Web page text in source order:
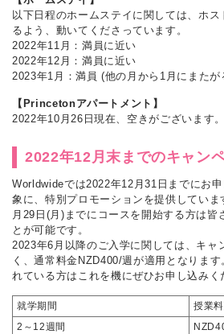
以下日程のホームステイに関しては、ホ
るよう、動いてくださっています。
2022年11月：満員に近い
2022年12月：満員に近い
2023年1月：満員 (他の月から1月にまたが
【Princetonアパートメント】
2022年10月26日現在、空きがございます。
2022年12月末までのキャン
Worldwideでは2022年12月31日までにお
象に、特別プロモーションを提供してい
月29日(月)までにコースを開始する方は皆
とが可能です。
2023年6月以降のご入学に関しては、キャ
く、通常料金NZD400/週が適用となりま
れている方はこれを機にぜひお申し込みく
就学期間
授業
2～12週間